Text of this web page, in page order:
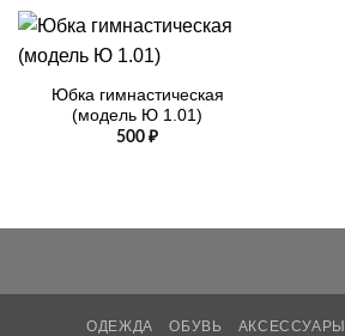
Юбка гимнастическая
(модель Ю 1.01)
500 ₽
ОДЕЖДА ОБУВЬ АКСЕССУАРЫ